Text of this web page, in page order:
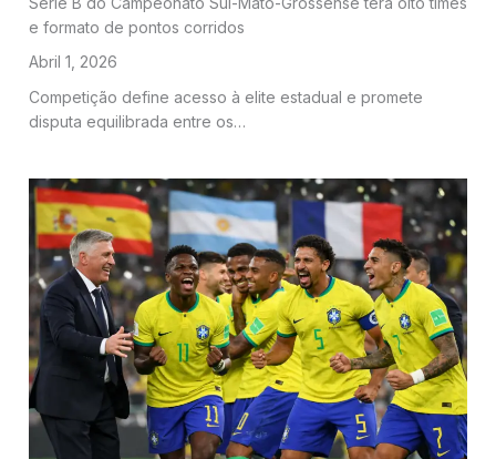
e formato de pontos corridos
Abril 1, 2026
Competição define acesso à elite estadual e promete
disputa equilibrada entre os…